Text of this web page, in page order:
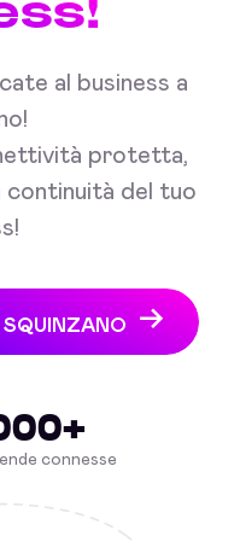
al business a
protetta,
continuità del tuo
SQUINZANO
connesse